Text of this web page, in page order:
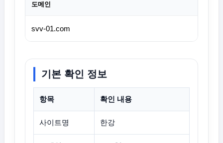
도메인
svv-01.com
기본 확인 정보
항목 확인 내용
사이트명 한강